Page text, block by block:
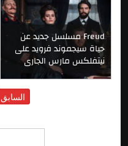
Freud مسلسل جديد عن
حياة سيجموند فرويد على
نيتفلكس مارس الجارى
السابق